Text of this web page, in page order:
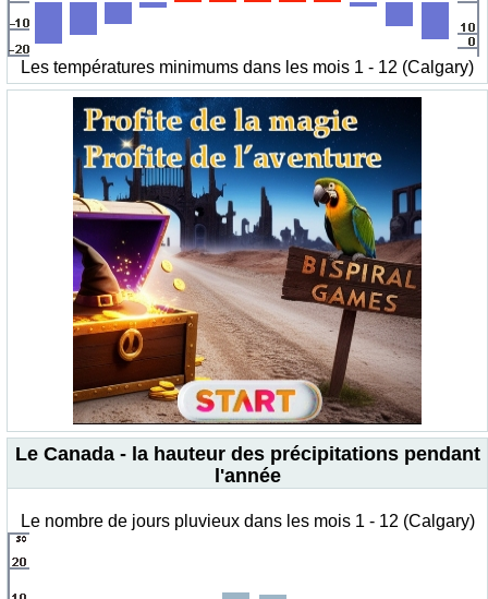
Les températures minimums dans les mois 1 - 12 (Calgary)
Le Canada - la hauteur des précipitations pendant
l'année
Le nombre de jours pluvieux dans les mois 1 - 12 (Calgary)